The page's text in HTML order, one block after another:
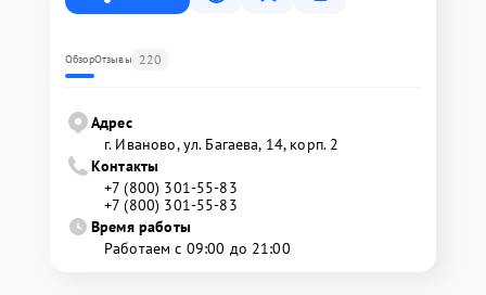
ОбзорОтзывы 220
Адрес
г. Иваново, ул. Багаева, 14, корп. 2
Контакты
+7 (800) 301-55-83
+7 (800) 301-55-83
Время работы
Работаем с 09:00 до 21:00